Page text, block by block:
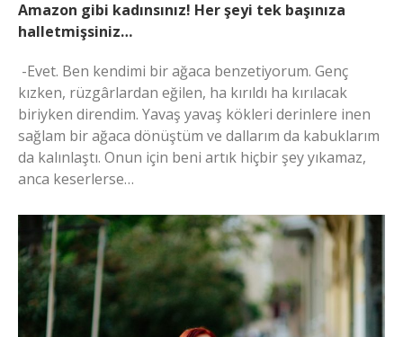
Amazon gibi kadınsınız! Her şeyi tek başınıza
halletmişsiniz…
-Evet. Ben kendimi bir ağaca benzetiyorum. Genç
kızken, rüzgârlardan eğilen, ha kırıldı ha kırılacak
biriyken direndim. Yavaş yavaş kökleri derinlere inen
sağlam bir ağaca dönüştüm ve dallarım da kabuklarım
da kalınlaştı. Onun için beni artık hiçbir şey yıkamaz,
anca keserlerse…